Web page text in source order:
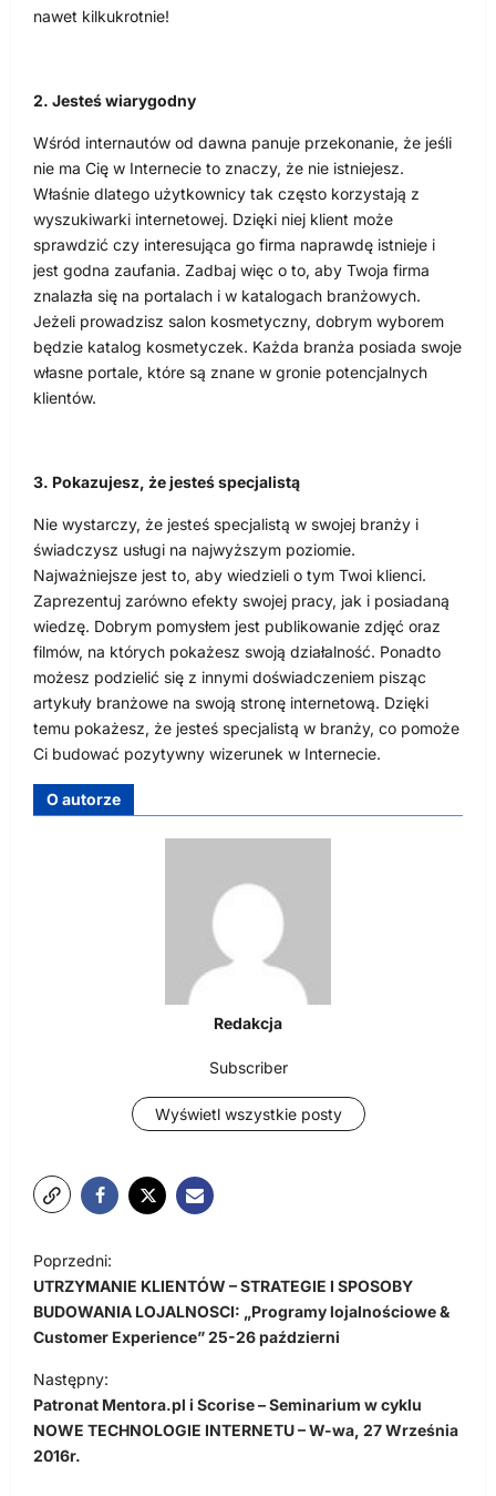
nawet kilkukrotnie!
2. Jesteś wiarygodny
Wśród internautów od dawna panuje przekonanie, że jeśli
nie ma Cię w Internecie to znaczy, że nie istniejesz.
Właśnie dlatego użytkownicy tak często korzystają z
wyszukiwarki internetowej. Dzięki niej klient może
sprawdzić czy interesująca go firma naprawdę istnieje i
jest godna zaufania. Zadbaj więc o to, aby Twoja firma
znalazła się na portalach i w katalogach branżowych.
Jeżeli prowadzisz salon kosmetyczny, dobrym wyborem
będzie katalog kosmetyczek. Każda branża posiada swoje
własne portale, które są znane w gronie potencjalnych
klientów.
3. Pokazujesz, że jesteś specjalistą
Nie wystarczy, że jesteś specjalistą w swojej branży i
świadczysz usługi na najwyższym poziomie.
Najważniejsze jest to, aby wiedzieli o tym Twoi klienci.
Zaprezentuj zarówno efekty swojej pracy, jak i posiadaną
wiedzę. Dobrym pomysłem jest publikowanie zdjęć oraz
filmów, na których pokażesz swoją działalność. Ponadto
możesz podzielić się z innymi doświadczeniem pisząc
artykuły branżowe na swoją stronę internetową. Dzięki
temu pokażesz, że jesteś specjalistą w branży, co pomoże
Ci budować pozytywny wizerunek w Internecie.
O autorze
Redakcja
Subscriber
Wyświetl wszystkie posty
N
a
w
i
g
a
c
Poprzedni:
UTRZYMANIE KLIENTÓW – STRATEGIE I SPOSOBY
BUDOWANIA LOJALNOSCI: „Programy lojalnościowe &
Customer Experience” 25-26 październi
Następny:
Patronat Mentora.pl i Scorise – Seminarium w cyklu
NOWE TECHNOLOGIE INTERNETU – W-wa, 27 Września
2016r.